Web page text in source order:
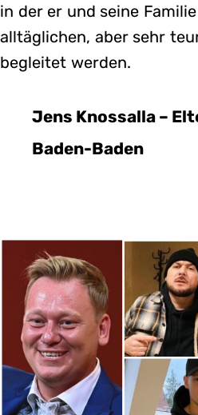
in der er und seine
alltäglichen, aber sehr
begleitet werden.
Jens Knossalla –
Baden-Baden